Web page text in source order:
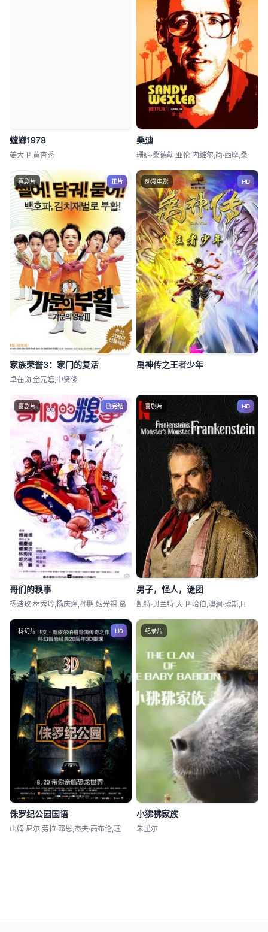
螳螂1978
姜大卫,黄杏秀
桑迪
珊妮·桑德勒,亚伦·内维尔,简·西摩,桑
喜剧片 正片
家族荣誉3：家门的复活
卓在勋,金元嬉,申贤俊
动漫电影 HD
禹神传之王者少年
喜剧片 已完结
哥们的糗事
杨洁玫,林秀玲,杨庆煌,孙鹏,姬光祖,葛
喜剧片 HD
男子，怪人，谜团
凯特·贝兰特,大卫·哈伯,澳澜·琼斯,H
科幻片 HD
侏罗纪公园国语
山姆·尼尔,劳拉·邓恩,杰夫·高布伦,理
纪录片
小狒狒家族
朱里尔